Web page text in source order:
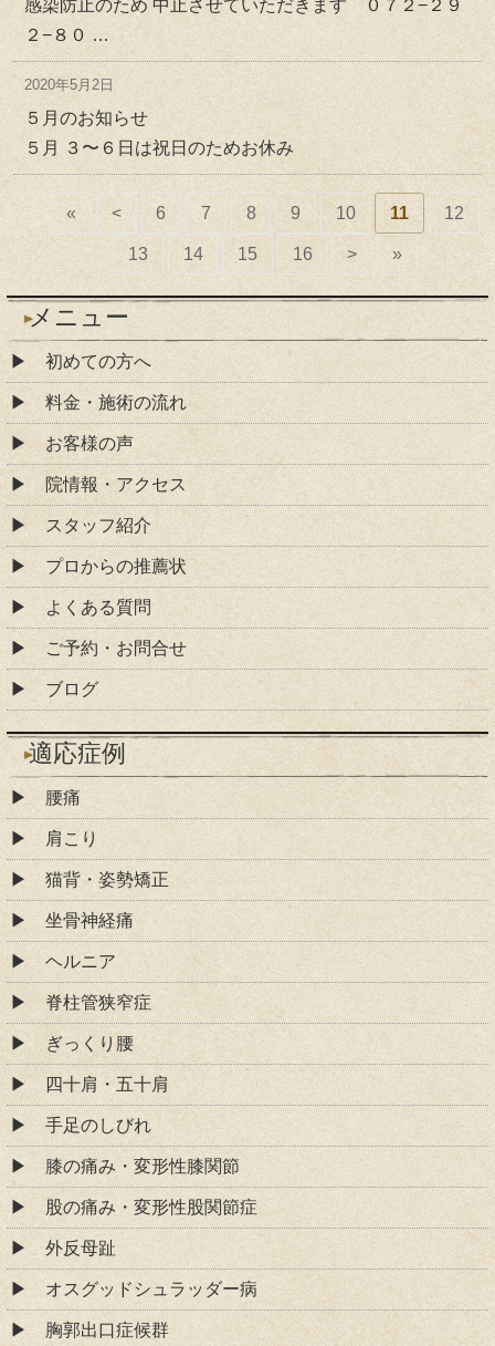
感染防止のため 中止させていただきます ０７２−２９
２−８０ …
2020年5月2日
５月のお知らせ
５月 ３〜６日は祝日のためお休み
« < 6 7 8 9 10 11 12
13 14 15 16 > »
メニュー
初めての方へ
料金・施術の流れ
お客様の声
院情報・アクセス
スタッフ紹介
プロからの推薦状
よくある質問
ご予約・お問合せ
ブログ
適応症例
腰痛
肩こり
猫背・姿勢矯正
坐骨神経痛
ヘルニア
脊柱管狭窄症
ぎっくり腰
四十肩・五十肩
手足のしびれ
膝の痛み・変形性膝関節
股の痛み・変形性股関節症
外反母趾
オスグッドシュラッダー病
胸郭出口症候群